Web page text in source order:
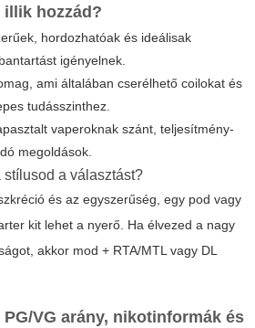
hozzád?
hordozhatóak és ideálisak
igényelnek.
ami általában cserélhető coilokat és
tudásszinthez.
vaperoknak szánt, teljesítmény-
megoldások.
a választást?
és az egyszerűség, egy pod vagy
kit lehet a nyerő. Ha élvezed a nagy
akkor mod + RTA/MTL vagy DL
VG arány, nikotinformák és